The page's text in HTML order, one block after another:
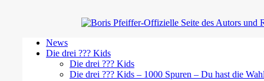
News
Die drei ??? Kids
Die drei ??? Kids
Die drei ??? Kids – 1000 Spuren – Du hast die